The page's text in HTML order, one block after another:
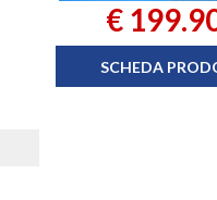
€
SCHEDA